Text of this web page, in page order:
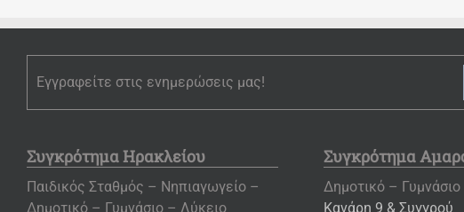
Εγγραφείτε στις ενημερώσεις μας!
Συγκρότημα Ηρακλείου
Παιδικός Σταθμός – Νηπιαγωγείο –
Δημοτικό – Γυμνάσιο – Λύκειο
Συγκρότημα
Δημοτικό – Γυμνάσιο
Κανάρη 9 & Συγγρού